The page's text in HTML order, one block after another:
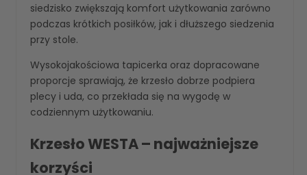
siedzisko zwiększają komfort użytkowania zarówno
podczas krótkich posiłków, jak i dłuższego siedzenia
przy stole.
Wysokojakościowa tapicerka oraz dopracowane
proporcje sprawiają, że krzesło dobrze podpiera
plecy i uda, co przekłada się na wygodę w
codziennym użytkowaniu.
Krzesło WESTA – najważniejsze
korzyści